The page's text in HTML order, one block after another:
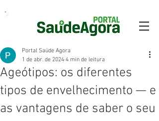
Ageótipos: os diferentes
tipos de envelhecimento — e
as vantagens de saber o seu
Portal Saúde Agora
1 de abr. de 2024 4 min de leitura